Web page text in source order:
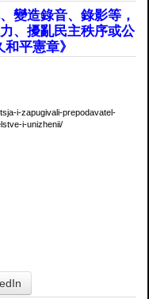
變造錄音、錄影等，
、擾亂民主秩序或公
平憲章》
i-zapugivali-prepodavatel-
i-unizhenii/